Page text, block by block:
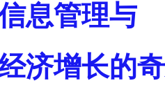
息管理与
济增长的